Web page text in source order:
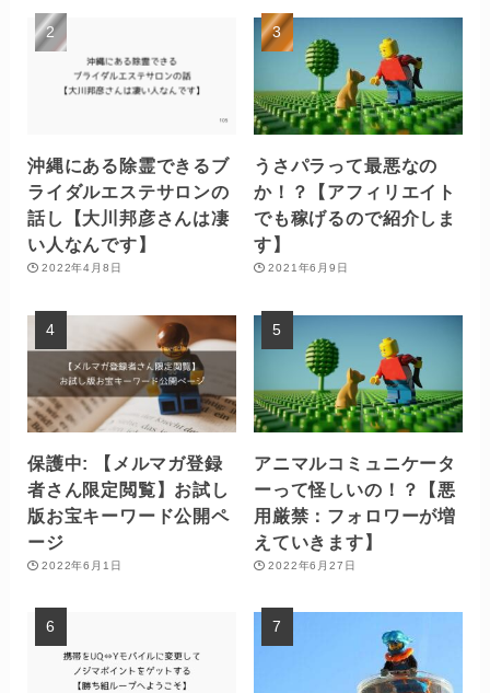
沖縄にある除霊できるブ
ライダルエステサロンの
話し【大川邦彦さんは凄
い人なんです】
2022年4月8日
うさパラって最悪なの
か！？【アフィリエイト
でも稼げるので紹介しま
す】
2021年6月9日
保護中: 【メルマガ登録
者さん限定閲覧】お試し
版お宝キーワード公開ペ
ージ
2022年6月1日
アニマルコミュニケータ
ーって怪しいの！？【悪
用厳禁：フォロワーが増
えていきます】
2022年6月27日